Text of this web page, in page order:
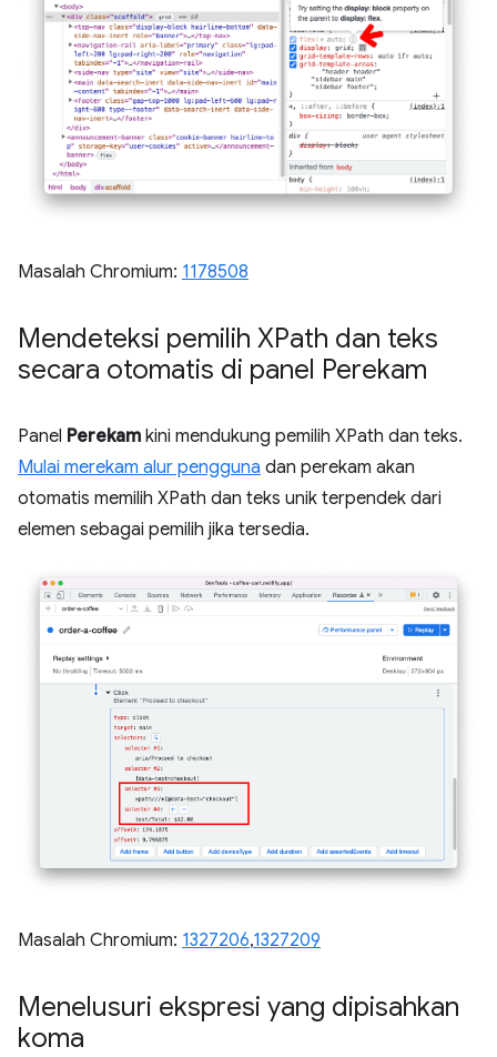
Masalah Chromium: 1178508
Mendeteksi pemilih XPath dan teks
secara otomatis di panel Perekam
Panel Perekam kini mendukung pemilih XPath dan teks.
Mulai merekam alur pengguna dan perekam akan
otomatis memilih XPath dan teks unik terpendek dari
elemen sebagai pemilih jika tersedia.
Masalah Chromium: 1327206,1327209
Menelusuri ekspresi yang dipisahkan
koma